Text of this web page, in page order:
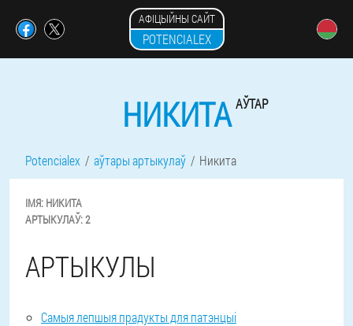
АФІЦЫЙНЫ САЙТ
POTENCIALEX
НИКИТА АЎТАР
Potencialex аўтары артыкулаў Никита
ІМЯ: НИКИТА
АРТЫКУЛАЎ:2
АРТЫКУЛЫ
Самыя лепшыя прадукты для патэнцыі